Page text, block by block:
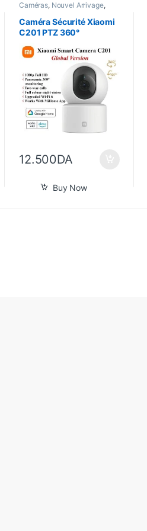
Caméras, Nouvel Arrivage,
Caméra Sécurité Xiaomi
C201 PTZ 360°
12.500DA
Buy Now